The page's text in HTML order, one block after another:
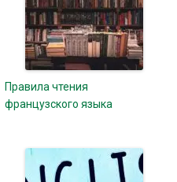
Правила чтения
французского языка